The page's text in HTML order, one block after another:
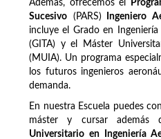
Además, ofrecemos el
Sucesivo (PARS) Ingeniero
incluye el Grado en Ingeniería
(GITA) y el Máster
(MUIA). Un programa
los futuros ingenieros
demanda.
En nuestra Escuela puedes
máster y cursar además
Universitario en Ingeniería